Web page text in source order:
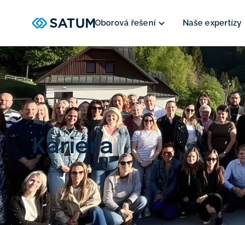
Oborová řešení Naše expertízy
Kariéra